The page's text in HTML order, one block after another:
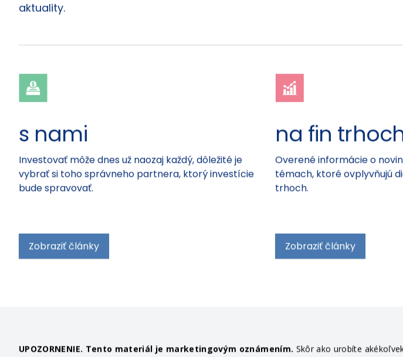
aktuality.
s nami
Investovať môže dnes už naozaj každý, dôležité je
vybrať si toho správneho partnera, ktorý investície
bude spravovať.
Zobraziť články
na fin
Overené informácie o
témach, ktoré ovplyvňujú
trhoch.
Zobraziť články
UPOZORNENIE. Tento materiál je marketingovým oznámením. Skôr ako urobíte